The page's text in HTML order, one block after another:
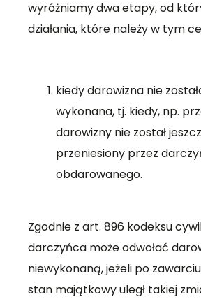
wyróżniamy dwa etapy, od
działania, które należy w tym
kiedy darowizna nie
wykonana, tj. kiedy, np.
darowizny nie został
przeniesiony przez
obdarowanego.
Zgodnie z art. 896 kodeksu
darczyńca może odwołać
niewykonaną, jeżeli po
stan majątkowy uległ takiej